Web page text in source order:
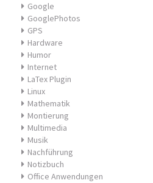
Google
GooglePhotos
GPS
Hardware
Humor
Internet
LaTex Plugin
Linux
Mathematik
Montierung
Multimedia
Musik
Nachführung
Notizbuch
Office Anwendungen